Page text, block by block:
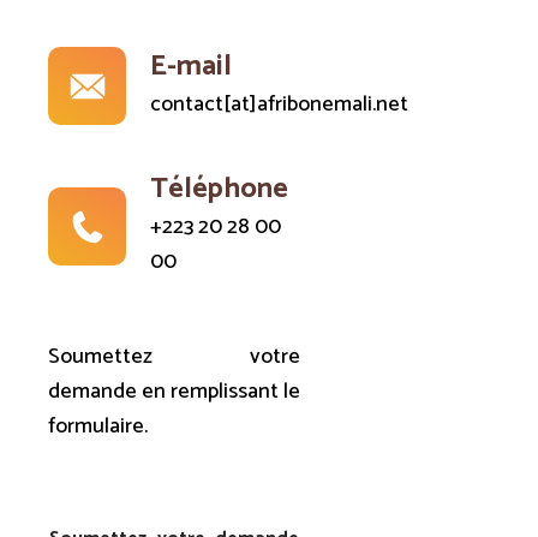
E-mail
contact[at]afribonemali.net
Téléphone
+223 20 28 00
00
Soumettez votre
demande en remplissant le
formulaire.